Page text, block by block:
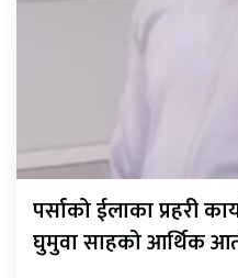
पर्साको ईलाका प्रहरी
घुमुवा साहको आर्थिक